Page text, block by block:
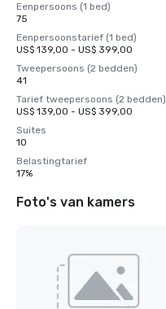
Eenpersoons (1 bed)
75
Eenpersoonstarief (1 bed)
US$ 139,00 - US$ 399,00
Tweepersoons (2 bedden)
41
Tarief tweepersoons (2 bedden)
US$ 139,00 - US$ 399,00
Suites
10
Belastingtarief
17%
Foto's van kamers